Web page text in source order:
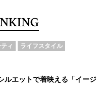
ィ ライフスタイル
ルエットで着映える「イージ